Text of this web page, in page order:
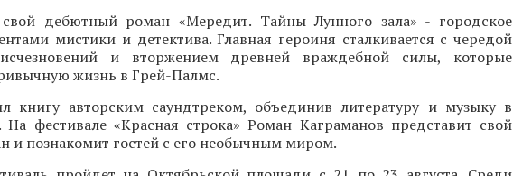
свой дебютный роман «Мередит. Тайны Лунного зала» - городское
мистики и детектива. Главная героиня сталкивается с чередой
и вторжением древней враждебной силы, которые
жизнь в Грей-Палмс.
книгу авторским саундтреком, объединив литературу и музыку в
На фестивале «Красная строка» Роман Каграманов представит свой
и познакомит гостей с его необычным миром.